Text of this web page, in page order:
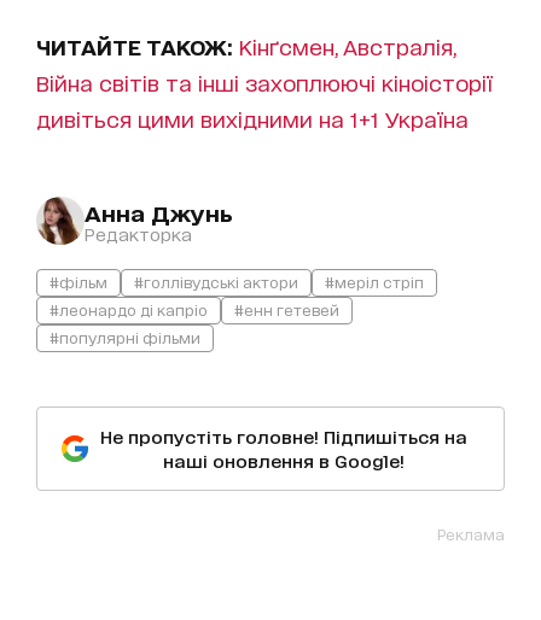
ЧИТАЙТЕ ТАКОЖ: Кінґсмен, Австралія,
Війна світів та інші захоплюючі кіноісторії
дивіться цими вихідними на 1+1 Україна
Анна Джунь
Редакторка
#фільм #голлівудські актори
#меріл стріп
#леонардо ді капріо
#енн гетевей
#популярні фільми
Не пропустіть головне! Підпишіться на
наші оновлення в Google!
Реклама